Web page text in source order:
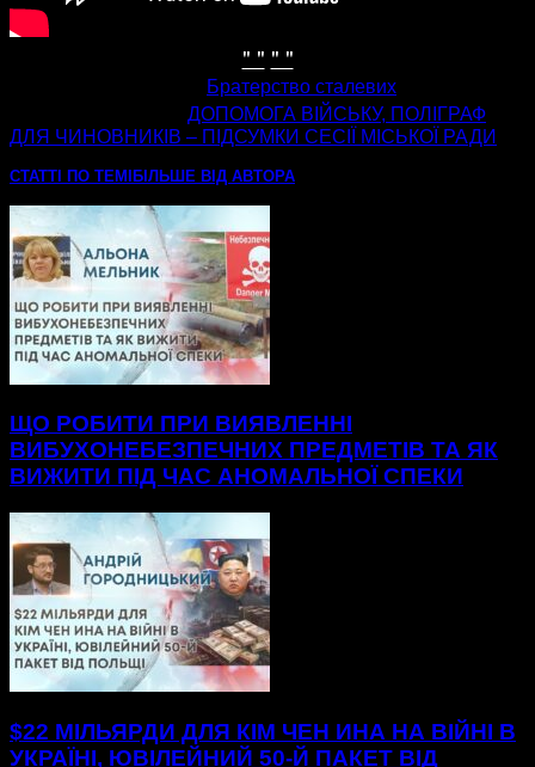
" " " "
Братерство сталевих
ДОПОМОГА ВІЙСЬКУ, ПОЛІГРАФ
ДЛЯ ЧИНОВНИКІВ – ПІДСУМКИ СЕСІЇ МІСЬКОЇ РАДИ
СТАТТІ ПО ТЕМІ БІЛЬШЕ ВІД АВТОРА
ЩО РОБИТИ ПРИ ВИЯВЛЕННІ
ВИБУХОНЕБЕЗПЕЧНИХ ПРЕДМЕТІВ ТА ЯК
ВИЖИТИ ПІД ЧАС АНОМАЛЬНОЇ СПЕКИ
$22 МІЛЬЯРДИ ДЛЯ КІМ ЧЕН ИНА НА ВІЙНІ В
УКРАЇНІ, ЮВІЛЕЙНИЙ 50-Й ПАКЕТ ВІД